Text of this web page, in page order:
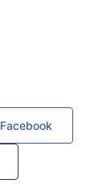
Facebook